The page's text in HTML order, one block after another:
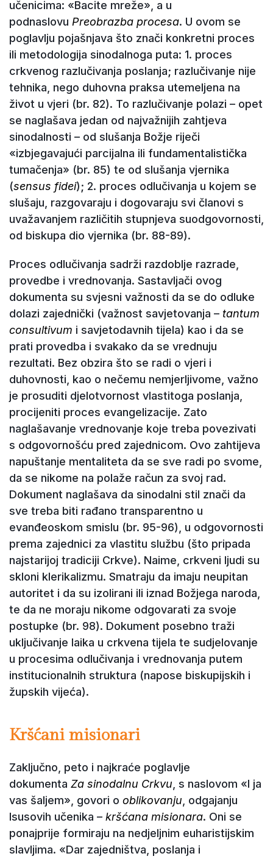
učenicima: «Bacite mreže», a u
podnaslovu Preobrazba procesa. U ovom se
poglavlju pojašnjava što znači konkretni proces
ili metodologija sinodalnoga puta: 1. proces
crkvenog razlučivanja poslanja; razlučivanje nije
tehnika, nego duhovna praksa utemeljena na
život u vjeri (br. 82). To razlučivanje polazi – opet
se naglašava jedan od najvažnijih zahtjeva
sinodalnosti – od slušanja Božje riječi
«izbjegavajući parcijalna ili fundamentalistička
tumačenja» (br. 85) te od slušanja vjernika
(sensus fidei); 2. proces odlučivanja u kojem se
slušaju, razgovaraju i dogovaraju svi članovi s
uvažavanjem različitih stupnjeva suodgovornosti,
od biskupa dio vjernika (br. 88-89).
Proces odlučivanja sadrži razdoblje razrade,
provedbe i vrednovanja. Sastavljači ovog
dokumenta su svjesni važnosti da se do odluke
dolazi zajednički (važnost savjetovanja – tantum
consultivum i savjetodavnih tijela) kao i da se
prati provedba i svakako da se vrednuju
rezultati. Bez obzira što se radi o vjeri i
duhovnosti, kao o nečemu nemjerljivome, važno
je prosuditi djelotvornost vlastitoga poslanja,
procijeniti proces evangelizacije. Zato
naglašavanje vrednovanje koje treba povezivati
s odgovornošću pred zajednicom. Ovo zahtijeva
napuštanje mentaliteta da se sve radi po svome,
da se nikome na polaže račun za svoj rad.
Dokument naglašava da sinodalni stil znači da
sve treba biti rađano transparentno u
evanđeoskom smislu (br. 95-96), u odgovornosti
prema zajednici za vlastitu službu (što pripada
najstarijoj tradiciji Crkve). Naime, crkveni ljudi su
skloni klerikalizmu. Smatraju da imaju neupitan
autoritet i da su izolirani ili iznad Božjega naroda,
te da ne moraju nikome odgovarati za svoje
postupke (br. 98). Dokument posebno traži
uključivanje laika u crkvena tijela te sudjelovanje
u procesima odlučivanja i vrednovanja putem
institucionalnih struktura (napose biskupijskih i
župskih vijeća).
Kršćani misionari
Zaključno, peto i najkraće poglavlje
dokumenta Za sinodalnu Crkvu , s naslovom «I ja
vas šaljem», govori o oblikovanju , odgajanju
Isusovih učenika – kršćana misionara. Oni se
ponajprije formiraju na nedjeljnim euharistijskim
slavljima. «Dar zajedništva, poslanja i